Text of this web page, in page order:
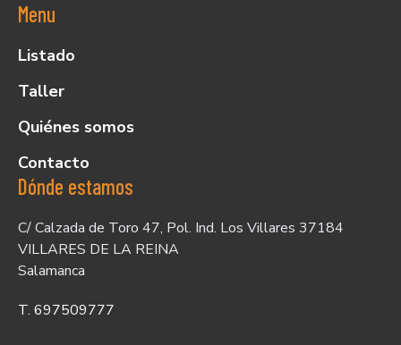
Menu
Listado
Taller
Quiénes somos
Contacto
Dónde estamos
C/ Calzada de Toro 47, Pol. Ind. Los Villares 37184
VILLARES DE LA REINA
Salamanca
T. 697509777